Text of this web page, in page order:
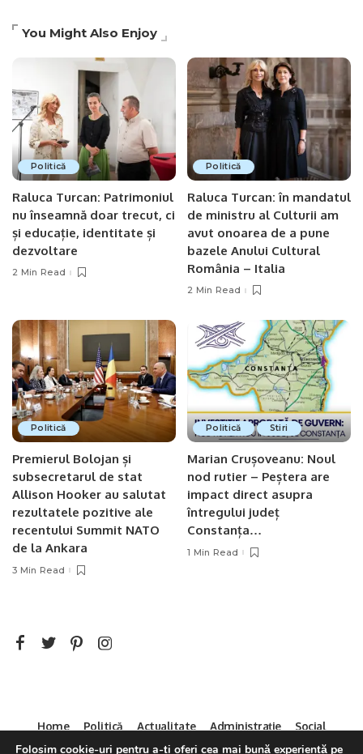
You Might Also Enjoy
Politică
Raluca Turcan: Patrimoniul
nu înseamnă doar trecut, ci
și educație, identitate și
dezvoltare
2 Min Read
Politică
Raluca Turcan: în mandatul
de ministru al Culturii am
avut onoarea de a pune
bazele Anului Cultural
România – Italia
2 Min Read
Politică
Premierul Bolojan și
subsecretarul de stat
Allison Hooker au salutat
rezultatele pozitive ale
recentului Summit NATO
de la Ankara
3 Min Read
Politică Stiri
Marian Crușoveanu: Noul
nod rutier – Peștera are
impact direct asupra
întregului județ
Constanța…
1 Min Read
Home Politică Actualitate Administrație
Social
Sport
Mica Publicitate Servicii Contact
Folosim cookie-uri pentru a-ți oferi cea mai bună experiență pe